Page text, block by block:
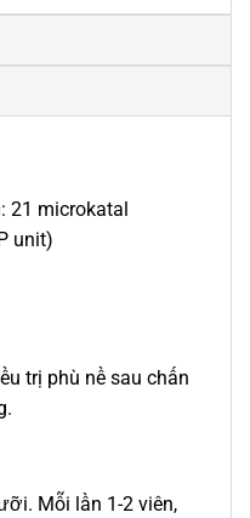
21 microkatal
unit)
trị phù nề sau chấn
Mỗi lần 1-2 viên,